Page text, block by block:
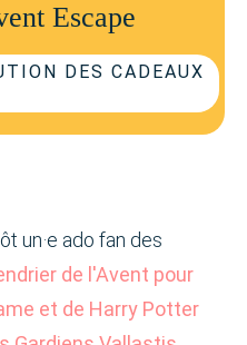
Escape
DES CADEAUX
un·e ado fan des
de l'Avent pour
et de Harry Potter